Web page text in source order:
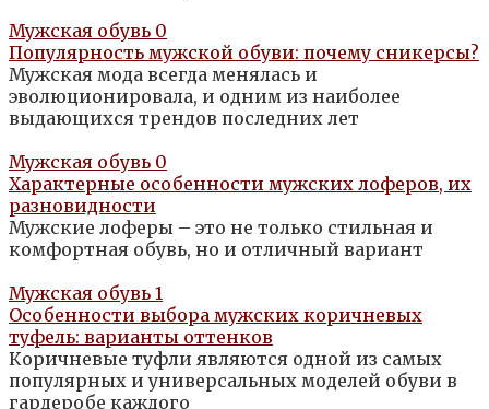
Мужская обувь 0
Популярность мужской обуви: почему сникерсы?
Мужская мода всегда менялась и
эволюционировала, и одним из наиболее
выдающихся трендов последних лет
Мужская обувь 0
Характерные особенности мужских лоферов, их
разновидности
Мужские лоферы – это не только стильная и
комфортная обувь, но и отличный вариант
Мужская обувь 1
Особенности выбора мужских коричневых
туфель: варианты оттенков
Коричневые туфли являются одной из самых
популярных и универсальных моделей обуви в
гардеробе каждого